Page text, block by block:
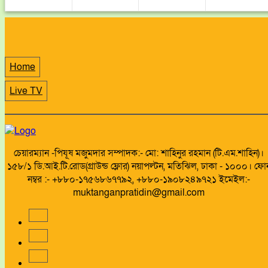
Home
Live TV
চেয়ারম্যান -পিযূষ মজুমদার সম্পাদক:- মো: শাহিনুর রহমান (টি.এম.শাহিন)।
১৫৮/১ ডি.আই.টি.রোড(গ্রাউন্ড ফ্লোর) নয়াপল্টন, মতিঝিল, ঢাকা - ১০০০।
নম্বর :- +৮৮০-১৭৫৬৮৬৭৭৯২, +৮৮০-১৯০৮২৪৯৭২১ ইমেইল:-
muktanganpratidin@gmail.com